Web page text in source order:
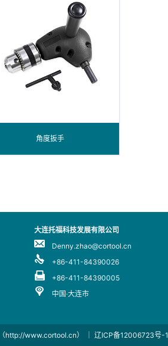
角度扳手
大连托福科技发展有限公司
Denny.zhao@cortool.cn
+86-411-84390026
+86-411-84390005
中国·大连市
（http://www.cortool.cn） 辽ICP备12006723号-1